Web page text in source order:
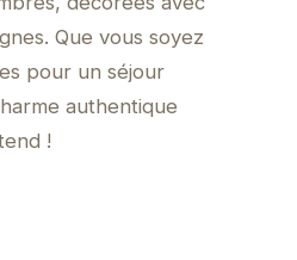
Que vous soyez
pour un séjour
authentique
!